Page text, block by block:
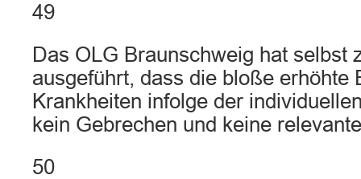
49
Das OLG Braunschweig hat selbst
ausgeführt, dass die bloße erhöhte
Krankheiten infolge der
kein Gebrechen und keine
50